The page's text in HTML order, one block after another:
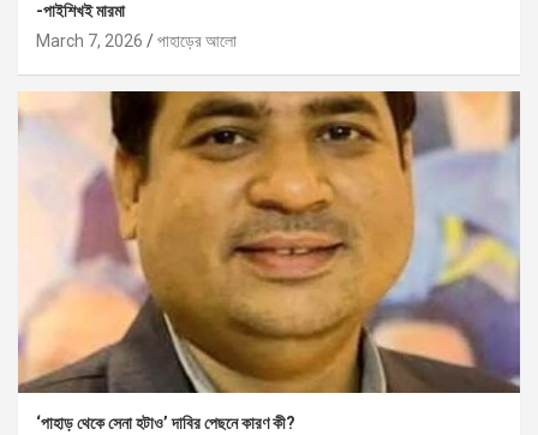
-পাইশিখই মারমা
March 7, 2026
পাহাড়ের আলো
‘পাহাড় থেকে সেনা হটাও’ দাবির পেছনে কারণ কী?